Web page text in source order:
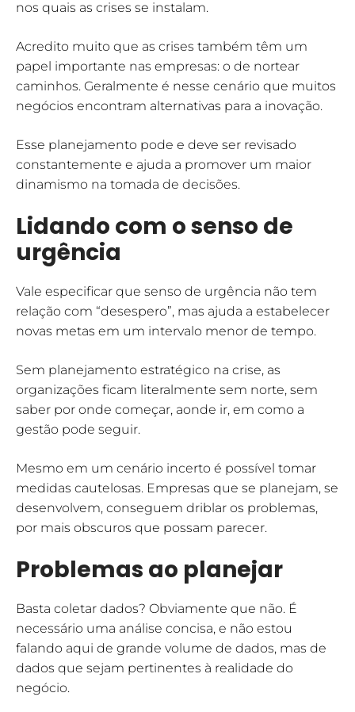
nos quais as crises se instalam.
Acredito muito que as crises também têm um
papel importante nas empresas: o de nortear
caminhos. Geralmente é nesse cenário que muitos
negócios encontram alternativas para a inovação.
Esse planejamento pode e deve ser revisado
constantemente e ajuda a promover um maior
dinamismo na tomada de decisões.
Lidando com o senso de
urgência
Vale especificar que senso de urgência não tem
relação com “desespero”, mas ajuda a estabelecer
novas metas em um intervalo menor de tempo.
Sem planejamento estratégico na crise, as
organizações ficam literalmente sem norte, sem
saber por onde começar, aonde ir, em como a
gestão pode seguir.
Mesmo em um cenário incerto é possível tomar
medidas cautelosas. Empresas que se planejam, se
desenvolvem, conseguem driblar os problemas,
por mais obscuros que possam parecer.
Problemas ao planejar
Basta coletar dados? Obviamente que não. É
necessário uma análise concisa, e não estou
falando aqui de grande volume de dados, mas de
dados que sejam pertinentes à realidade do
negócio.